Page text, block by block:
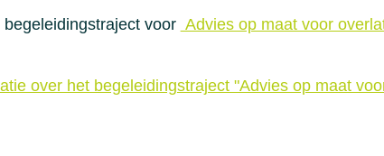
voor Advies op maat voor
over het begeleidingstraject "Advies op maat